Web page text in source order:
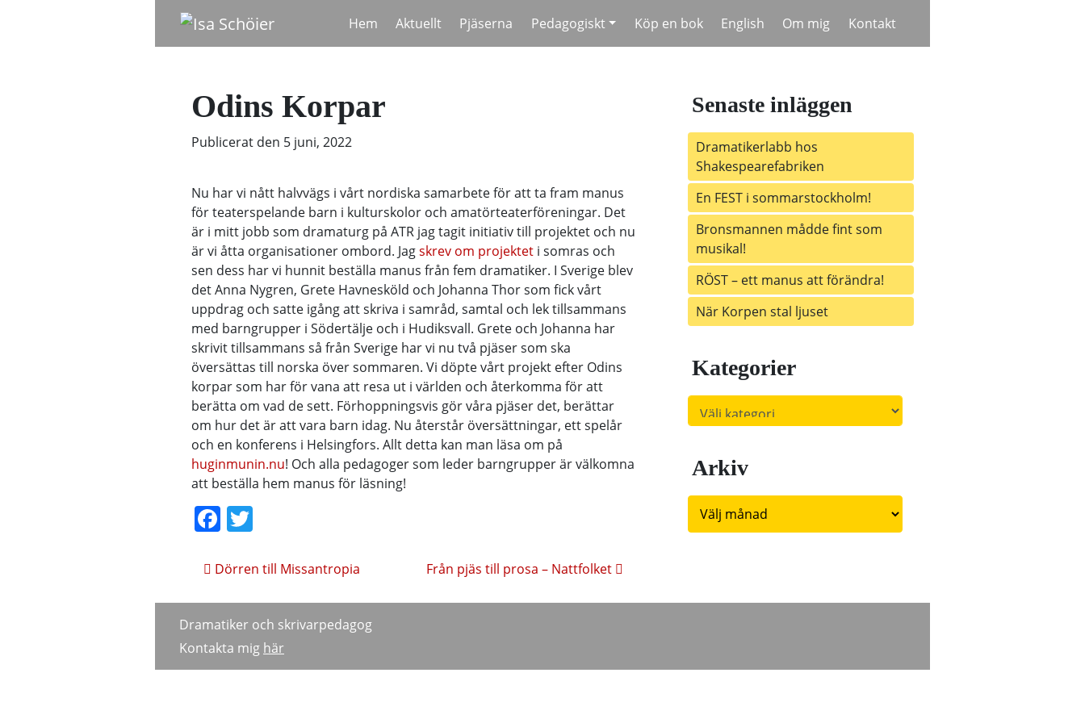
Hem Aktuellt Pjäserna Pedagogiskt Köp en bok English Om mig Kontakt
Odins Korpar
Publicerat den 5 juni, 2022
Nu har vi nått halvvägs i vårt nordiska samarbete för att ta fram manus
för teaterspelande barn i kulturskolor och amatörteaterföreningar. Det
är i mitt jobb som dramaturg på ATR jag tagit initiativ till projektet och nu
är vi åtta organisationer ombord. Jagskrev om projektet i somras och
sen dess har vi hunnit beställa manus från fem dramatiker. I Sverige blev
det Anna Nygren, Grete Havnesköld och Johanna Thor som fick vårt
uppdrag och satte igång att skriva i samråd, samtal och lek tillsammans
med barngrupper i Södertälje och i Hudiksvall. Grete och Johanna har
skrivit tillsammans så från Sverige har vi nu två pjäser som ska
översättas till norska över sommaren. Vi döpte vårt projekt efter Odins
korpar som har för vana att resa ut i världen och återkomma för att
berätta om vad de sett. Förhoppningsvis gör våra pjäser det, berättar
om hur det är att vara barn idag. Nu återstår översättningar, ett spelår
och en konferens i Helsingfors. Allt detta kan man läsa om på
huginmunin.nu! Och alla pedagoger som leder barngrupper är välkomna
att beställa hem manus för läsning!
Facebook
Inläggsnavigering
Dörren till Missantropia Från pjäs till prosa – Nattfolket
Senaste inläggen
Dramatikerlabb hos
Shakespearefabriken
En FEST i sommarstockholm!
Bronsmannen mådde fint som
musikal!
RÖST – ett manus att förändra!
När Korpen stal ljuset
Kategorier
Kategorier
Arkiv
Arkiv
Dramatiker och skrivarpedagog
Kontakta mig här